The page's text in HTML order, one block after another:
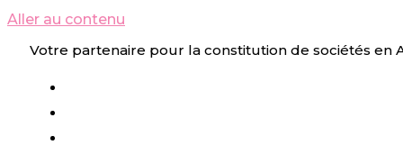
Aller au contenu
Votre partenaire pour la constitution de sociétés en